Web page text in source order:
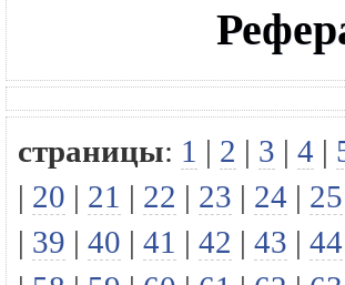
страницы: 1 | 2 | 3 | 4 |
| 20 | 21 | 22 | 23 | 24 | 25
| 39 | 40 | 41 | 42 | 43 | 44